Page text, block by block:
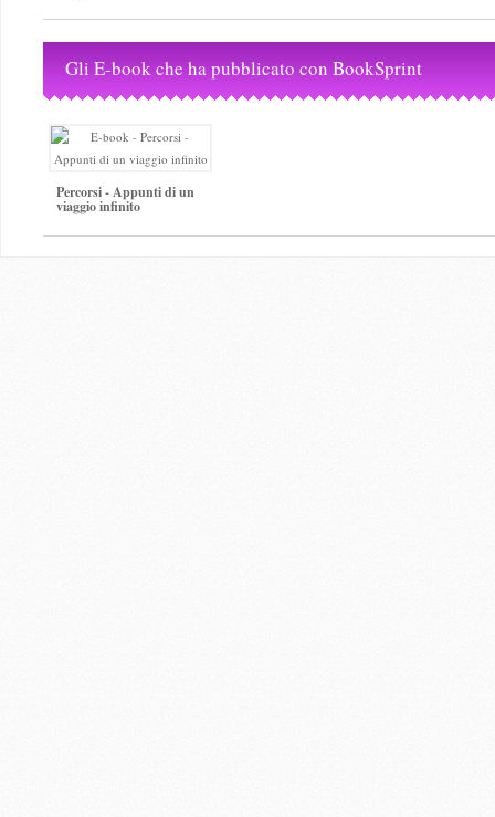
Gli E-book che ha pubblicato con BookSprint
Percorsi - Appunti di un
viaggio infinito